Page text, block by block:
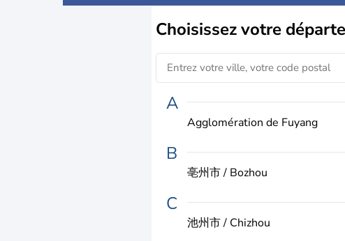
Choisissezvotre
A
Agglomération de Fuyang
B
亳州市 / Bozhou
C
池州市 / Chizhou